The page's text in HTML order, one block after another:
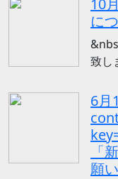
10
に
致し
6月
「
願い